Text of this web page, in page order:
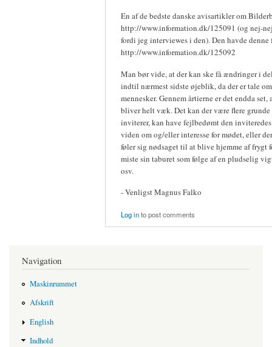
En af de bedste danske avisartikler om
http://www.information.dk/125091 (og nej-
fordi jeg interviewes i den). Den havde
http://www.information.dk/125092
Man bør vide, at der kan ske få ændringer i
indtil nærmest sidste øjeblik, da der er tale
mennesker. Gennem årtierne er det endda
bliver helt væk. Det kan der være flere
inviterer, kan have fejlbedømt den
viden om og/eller interesse for mødet, eller
føler sig nødsaget til at blive hjemme af frygt
miste sin taburet som følge af en pludselig
osv.
- Venligst Magnus Falko
Log into post comments
Navigation
Maskinrummet
Afskrift
English
Indhold